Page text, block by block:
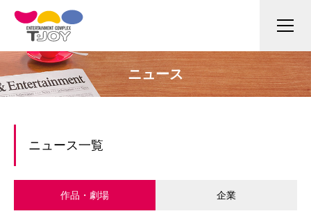
ニュース
ニュース一覧
作品・劇場 企業